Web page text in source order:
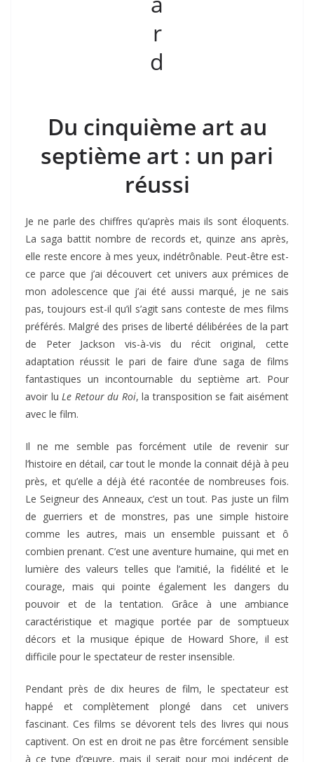
Du cinquième art au
septième art : un pari
réussi
Je ne parle des chiffres qu’après mais ils sont éloquents.
La saga battit nombre de records et, quinze ans après,
elle reste encore à mes yeux, indétrônable. Peut-être est-
ce parce que j’ai découvert cet univers aux prémices de
mon adolescence que j’ai été aussi marqué, je ne sais
pas, toujours est-il qu’il s’agit sans conteste de mes films
préférés. Malgré des prises de liberté délibérées de la part
de Peter Jackson vis-à-vis du récit original, cette
adaptation réussit le pari de faire d’une saga de films
fantastiques un incontournable du septième art. Pour
avoir lu Le Retour du Roi, la transposition se fait aisément
avec le film.
Il ne me semble pas forcément utile de revenir sur
l’histoire en détail, car tout le monde la connait déjà à peu
près, et qu’elle a déjà été racontée de nombreuses fois.
Le Seigneur des Anneaux, c’est un tout. Pas juste un film
de guerriers et de monstres, pas une simple histoire
comme les autres, mais un ensemble puissant et ô
combien prenant. C’est une aventure humaine, qui met en
lumière des valeurs telles que l’amitié, la fidélité et le
courage, mais qui pointe également les dangers du
pouvoir et de la tentation. Grâce à une ambiance
caractéristique et magique portée par de somptueux
décors et la musique épique de Howard Shore, il est
difficile pour le spectateur de rester insensible.
Pendant près de dix heures de film, le spectateur est
happé et complètement plongé dans cet univers
fascinant. Ces films se dévorent tels des livres qui nous
captivent. On est en droit ne pas être forcément sensible
à ce type d’œuvre, mais il serait pour moi indécent de